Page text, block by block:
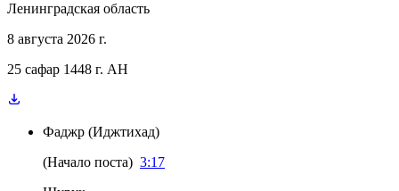
Ленинградская область
8 августа 2026 г.
25 сафар 1448 г. AH
Фаджр (Иджтихад)
(Начало поста) 3:17